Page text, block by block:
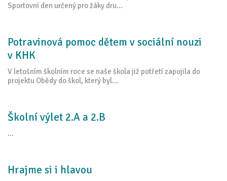
Sportovní den určený pro žáky dru...
Potravinová pomoc dětem v sociální nouzi
v KHK
V letošním školním roce se naše škola již potřetí zapojila do
projektu Obědy do škol, který byl...
Školní výlet 2.A a 2.B
...
Hrajme si i hlavou